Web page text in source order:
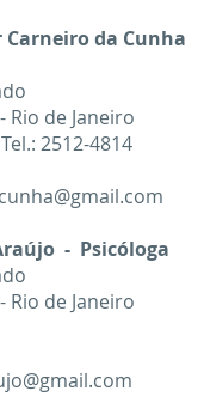
da Cunha
Rio de Janeiro
Tel.: 2512-4814
- Psicóloga
Rio de Janeiro